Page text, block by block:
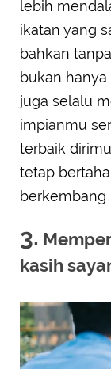
lebih
ikatan yang
bahkan
bukan
juga selalu
impianmu
terbaik
tetap
berkembang
3.
kasih